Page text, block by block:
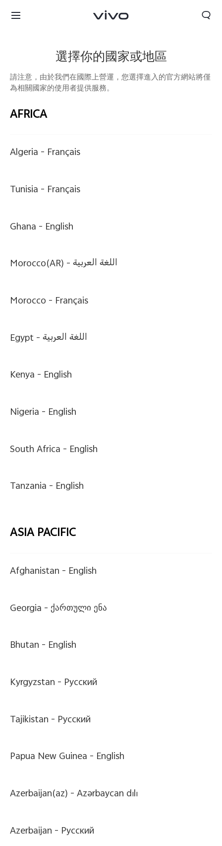
選擇你的國家或地區
請注意，由於我們在國際上營運，您選擇進入的官方網站將僅
為相關國家的使用者提供服務。
AFRICA
Algeria - Français
Tunisia - Français
Ghana - English
Morocco(AR) -اللغة العربية
Morocco - Français
Egypt -اللغة العربية
Kenya - English
Nigeria - English
South Africa - English
Tanzania - English
ASIA PACIFIC
Afghanistan - English
Georgia -ქართული ენა
Bhutan - English
Kyrgyzstan - Pусский
Tajikistan - Pусский
Papua New Guinea - English
Azerbaijan(az) -Azərbaycan dili
Azerbaijan - Pусский